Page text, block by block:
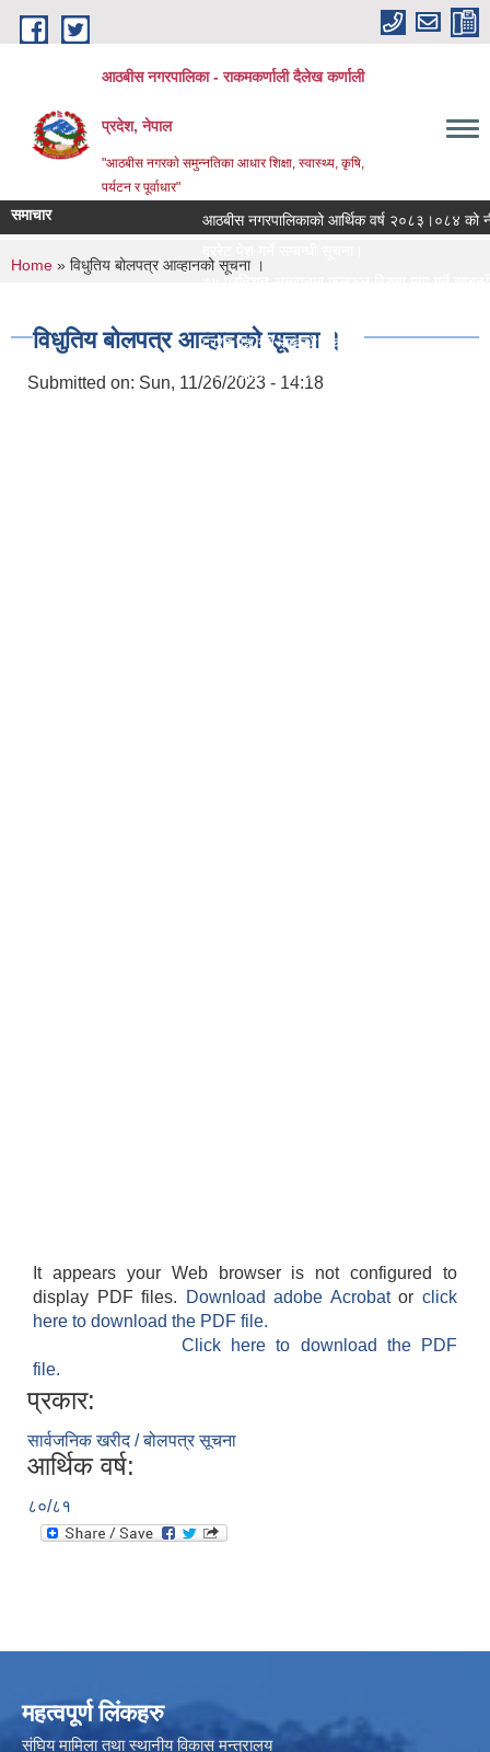
Skip to main content
आठबीस नगरपालिका - राकमकर्णाली दैलेख कर्णाली
प्रदेश, नेपाल
"आठबीस नगरकाे समुन्नतिका आधार शिक्षा, स्वास्थ्य, कृषि,
पर्यटन र पूर्वाधार"
समाचार
आठबीस नगरपालिकाको आर्थिक वर्ष २०८३।०८४ को नीति
दररेट पेश गर्ने सम्बन्धी सूचना
Re Invitation For Electronic Bids
You are here
Home » विधुतिय बोलपत्र आव्हानको सूचना ।
विधुतिय बोलपत्र आव्हानको सूचना ।
Submitted on: Sun, 11/26/2023 - 14:18
It appears your Web browser is not configured to
display PDF files.
Download adobe Acrobatorclick
here to download the PDF file.
Click here to download the PDF
file.
प्रकार:
सार्वजनिक खरीद / बोलपत्र सूचना
आर्थिक वर्ष:
८०/८१
महत्वपूर्ण लिंकहरु
संघिय मामिला तथा स्थानीय विकास मन्त्रालय